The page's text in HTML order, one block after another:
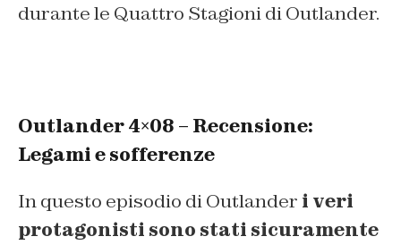
durante le Quattro Stagioni di Outlander.
Outlander 4×08 – Recensione:
Legami e sofferenze
In questo episodio di Outlander i veri
protagonisti sono stati sicuramente